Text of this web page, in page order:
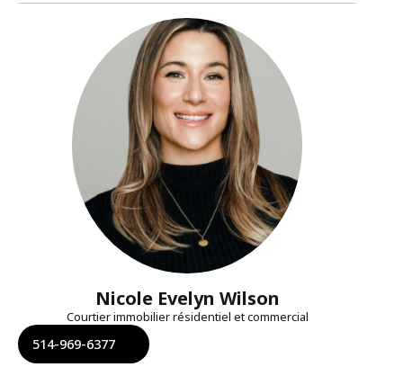
Nicole Evelyn Wilson
Courtier immobilier résidentiel et commercial
514-969-6377